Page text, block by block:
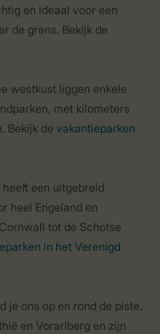
en ideaal voor een
de grens. Bekijk de
westkust liggen enkele
met kilometers
Bekijk de vakantieparken
heeft een uitgebreid
heel Engeland en
tot de Schotse
in het Verenigd
je ons op en rond de piste.
en Vorarlberg en zijn